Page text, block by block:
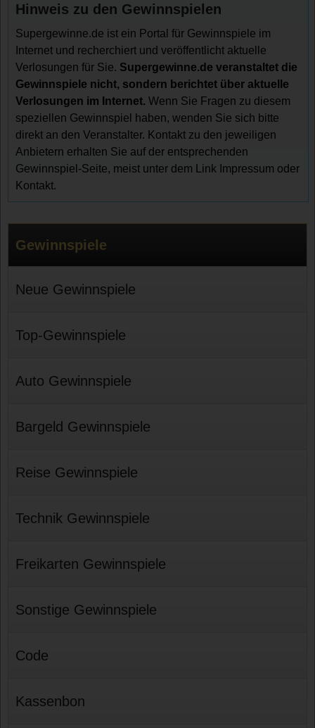
Hinweis zu den Gewinnspielen
Supergewinne.de ist ein Portal für Gewinnspiele im
Internet und recherchiert und veröffentlicht aktuelle
Verlosungen für Sie. Supergewinne.de veranstaltet die
Gewinnspiele nicht, sondern berichtet über aktuelle
Verlosungen im Internet. Wenn Sie Fragen zu diesem
speziellen Gewinnspiel haben, wenden Sie sich bitte
direkt an den Veranstalter. Kontakt zu den jeweiligen
Anbietern erhalten Sie auf der entsprechenden
Gewinnspiel-Seite, meist unter dem Link Impressum oder
Kontakt.
Gewinnspiele
Neue Gewinnspiele
Top-Gewinnspiele
Auto Gewinnspiele
Bargeld Gewinnspiele
Reise Gewinnspiele
Technik Gewinnspiele
Freikarten Gewinnspiele
Sonstige Gewinnspiele
Code
Kassenbon